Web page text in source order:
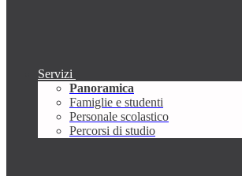
Servizi
Panoramica
Famiglie e studenti
Personale scolastico
Percorsi di studio